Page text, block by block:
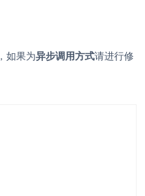
，如果为异步调用方式请进行修